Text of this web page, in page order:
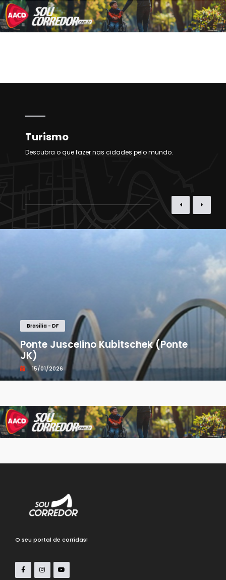
Turismo
Descubra o que fazer nas cidades pelo mundo.
Brasília - DF
Ponte Juscelino Kubitschek (Ponte
JK)
15/01/2026
O seu portal de corridas!